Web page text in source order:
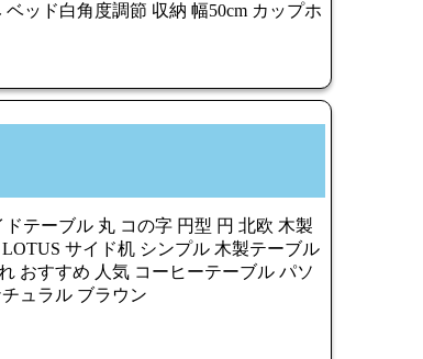
ッド白角度調節 収納 幅50cm カップホ
ドテーブル 丸 コの字 円型 円 北欧 木製
サイド机 シンプル 木製テーブル
おすすめ 人気 コーヒーテーブル パソ
ュラル ブラウン